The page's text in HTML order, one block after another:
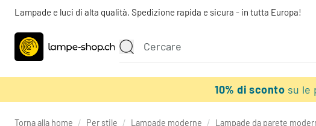
Lampade e luci di alta qualità. Spedizione rapida e sicura - in tutta Europa!
10% di sconto su le
Torna alla home / Per stile / Lampade moderne / Lampade da parete